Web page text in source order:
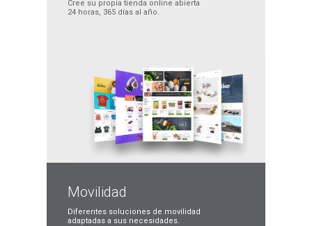
Cree su propia tienda online abierta
24 horas, 365 días al año.
Movilidad
Diferentes soluciones de movilidad
adaptadas a sus necesidades.